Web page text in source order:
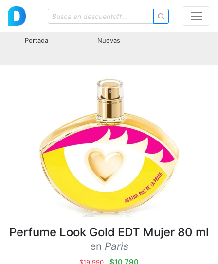
Portada Nuevas
Perfume Look Gold EDT Mujer 80 ml
en Paris
$19.990 $10.790